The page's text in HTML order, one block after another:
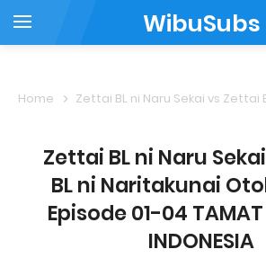
WibuSubs
Home Zettai BL ni Naru Sekai vs Zettai
Zettai BL ni Naru
BL ni Naritakunai
Episode 01-04 TAMAT
INDONESIA